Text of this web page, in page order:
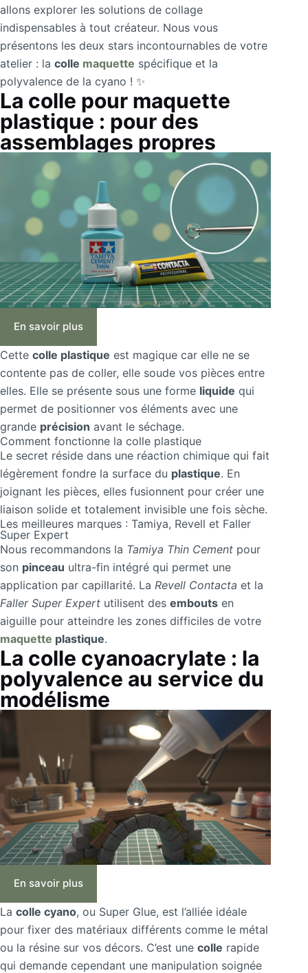
allons explorer les solutions de collage
indispensables à tout créateur. Nous vous
présentons les deux stars incontournables de votre
atelier : la colle maquette spécifique et la
polyvalence de la cyano ! ✨
La colle pour maquette
plastique : pour des
assemblages propres
En savoir plus
Cette colle plastique est magique car elle ne se
contente pas de coller, elle soude vos pièces entre
elles. Elle se présente sous une forme liquide qui
permet de positionner vos éléments avec une
grande précision avant le séchage.
Comment fonctionne la colle plastique
Le secret réside dans une réaction chimique qui fait
légèrement fondre la surface du plastique. En
joignant les pièces, elles fusionnent pour créer une
liaison solide et totalement invisible une fois sèche.
Les meilleures marques : Tamiya, Revell et Faller
Super Expert
Nous recommandons la Tamiya Thin Cement pour
son pinceau ultra-fin intégré qui permet une
application par capillarité. La Revell Contacta et la
Faller Super Expert utilisent des embouts en
aiguille pour atteindre les zones difficiles de votre
maquette plastique.
La colle cyanoacrylate : la
polyvalence au service du
modélisme
En savoir plus
La colle cyano, ou Super Glue, est l’alliée idéale
pour fixer des matériaux différents comme le métal
ou la résine sur vos décors. C’est une colle rapide
qui demande cependant une manipulation soignée